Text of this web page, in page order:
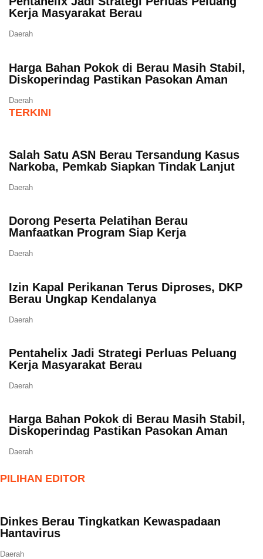
Kerja Masyarakat Berau
Daerah
Harga Bahan Pokok di Berau Masih Stabil,
Diskoperindag Pastikan Pasokan Aman
Daerah
TERKINI
Salah Satu ASN Berau Tersandung Kasus
Narkoba, Pemkab Siapkan Tindak Lanjut
Daerah
Dorong Peserta Pelatihan Berau
Manfaatkan Program Siap Kerja
Daerah
Izin Kapal Perikanan Terus Diproses, DKP
Berau Ungkap Kendalanya
Daerah
Pentahelix Jadi Strategi Perluas Peluang
Kerja Masyarakat Berau
Daerah
Harga Bahan Pokok di Berau Masih Stabil,
Diskoperindag Pastikan Pasokan Aman
Daerah
PILIHAN EDITOR
Dinkes Berau Tingkatkan Kewaspadaan
Hantavirus
Daerah